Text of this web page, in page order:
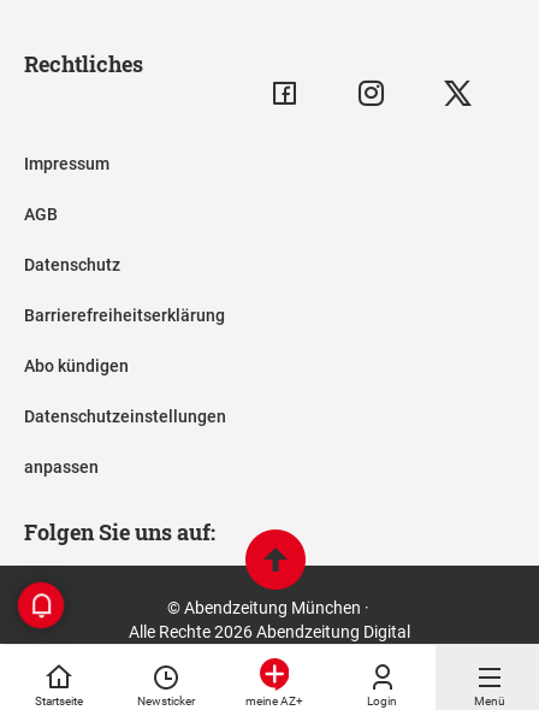
Startseite Newsticker meine AZ+ Login Menü
Rechtliches
Impressum
AGB
Datenschutz
Barrierefreiheitserklärung
Abo kündigen
Datenschutzeinstellungen
anpassen
Folgen Sie uns auf:
© Abendzeitung München ·
Alle Rechte 2026 Abendzeitung Digital